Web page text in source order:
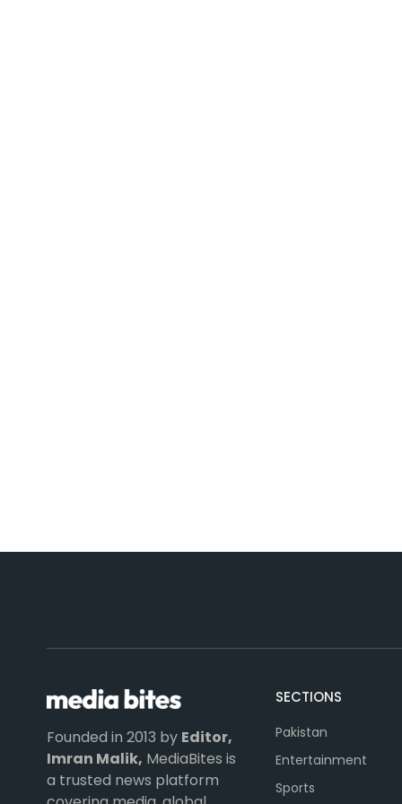
Founded in 2013 by Editor,
Imran Malik, MediaBites is
a trusted news platform
SECTIONS
Pakistan
Entertainment
Sports